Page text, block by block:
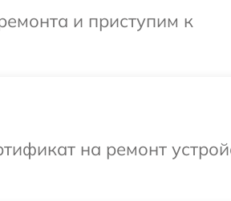
и приступим к
на ремонт